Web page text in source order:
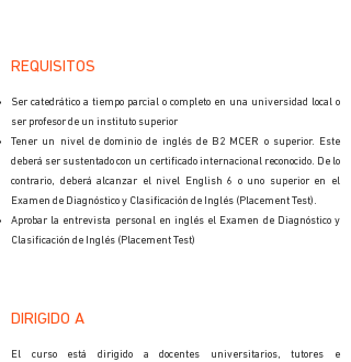
REQUISITOS
Ser catedrático a tiempo parcial o completo en una universidad local o
ser profesor de un instituto superior
Tener un nivel de dominio de inglés de B2 MCER o superior. Este
deberá ser sustentado con un certificado internacional reconocido. De lo
contrario, deberá alcanzar el nivel English 6 o uno superior en el
Examen de Diagnóstico y Clasificación de Inglés (Placement Test).
Aprobar la entrevista personal en inglés el Examen de Diagnóstico y
Clasificación de Inglés (Placement Test)
DIRIGIDO A
El curso está dirigido a docentes universitarios, tutores e